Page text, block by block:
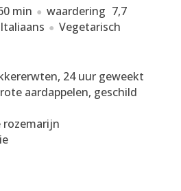
min waardering 7,7
Italiaans Vegetarisch
24 uur geweekt
aardappelen, geschild
rozemarijn